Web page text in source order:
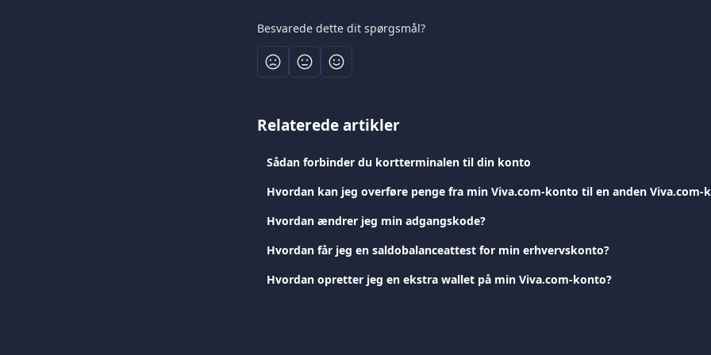
Besvarede dette dit spørgsmål?
Relaterede artikler
Sådan forbinder du kortterminalen til din konto
Hvordan kan jeg overføre penge fra min Viva.com-konto til en anden Viva.com-
Hvordan ændrer jeg min adgangskode?
Hvordan får jeg en saldobalanceattest for min erhvervskonto?
Hvordan opretter jeg en ekstra wallet på min Viva.com-konto?